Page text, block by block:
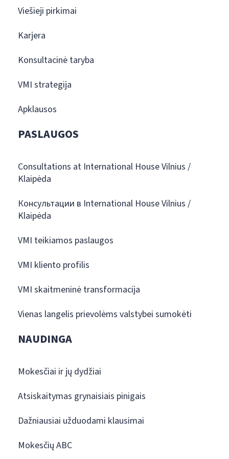
Viešieji pirkimai
Karjera
Konsultacinė taryba
VMI strategija
Apklausos
PASLAUGOS
Consultations at International House Vilnius /
Klaipėda
Консультации в International House Vilnius /
Klaipėda
VMI teikiamos paslaugos
VMI kliento profilis
VMI skaitmeninė transformacija
Vienas langelis prievolėms valstybei sumokėti
NAUDINGA
Mokesčiai ir jų dydžiai
Atsiskaitymas grynaisiais pinigais
Dažniausiai užduodami klausimai
Mokesčių ABC